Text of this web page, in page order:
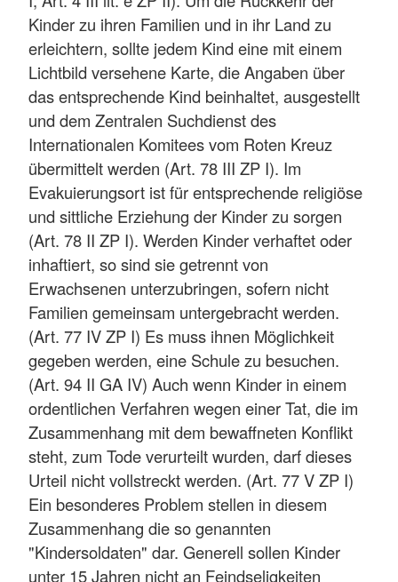
Kinder zu ihren Familien und in ihr Land zu
erleichtern, sollte jedem Kind eine mit einem
Lichtbild versehene Karte, die Angaben über
das entsprechende Kind beinhaltet, ausgestellt
und dem Zentralen Suchdienst des
Internationalen Komitees vom Roten Kreuz
übermittelt werden (Art. 78 III ZP I). Im
Evakuierungsort ist für entsprechende religiöse
und sittliche Erziehung der Kinder zu sorgen
(Art. 78 II ZP I). Werden Kinder verhaftet oder
inhaftiert, so sind sie getrennt von
Erwachsenen unterzubringen, sofern nicht
Familien gemeinsam untergebracht werden.
(Art. 77 IV ZP I) Es muss ihnen Möglichkeit
gegeben werden, eine Schule zu besuchen.
(Art. 94 II GA IV) Auch wenn Kinder in einem
ordentlichen Verfahren wegen einer Tat, die im
Zusammenhang mit dem bewaffneten Konflikt
steht, zum Tode verurteilt wurden, darf dieses
Urteil nicht vollstreckt werden. (Art. 77 V ZP I)
Ein besonderes Problem stellen in diesem
Zusammenhang die so genannten
"Kindersoldaten" dar. Generell sollen Kinder
unter 15 Jahren nicht an Feindseligkeiten